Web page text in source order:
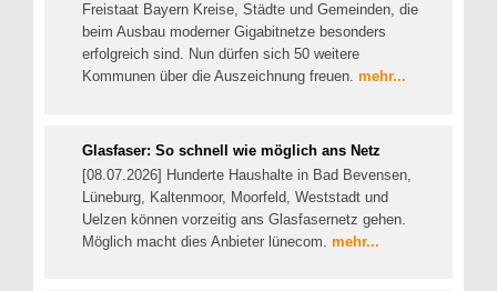
Freistaat Bayern Kreise, Städte und Gemeinden, die
beim Ausbau moderner Gigabitnetze besonders
erfolgreich sind. Nun dürfen sich 50 weitere
Kommunen über die Auszeichnung freuen. mehr...
Glasfaser: So schnell wie möglich ans Netz
[08.07.2026] Hunderte Haushalte in Bad Bevensen,
Lüneburg, Kaltenmoor, Moorfeld, Weststadt und
Uelzen können vorzeitig ans Glasfasernetz gehen.
Möglich macht dies Anbieter lünecom. mehr...